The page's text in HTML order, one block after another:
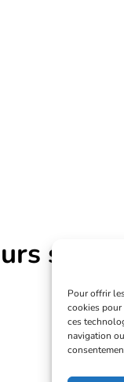
Pour offrir
cookies pour
ces
navigation